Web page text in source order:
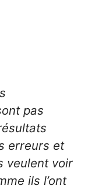
pas
erreurs et
veulent voir
ils l’ont